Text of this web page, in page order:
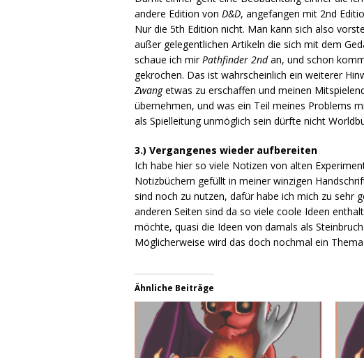
andere Edition vonD&D, angefangen mit 2nd
Nur die 5th Edition nicht. Man kann sich also
außer gelegentlichen Artikeln die sich mit dem
schaue ich mirPathfinder 2ndan, und schon
gekrochen. Das ist wahrscheinlich ein weiterer
Zwangetwas zu erschaffen und meinen
übernehmen, und was ein Teil meines Problems
als Spielleitung unmöglich sein dürfte nicht
3.) Vergangenes wieder aufbereiten
Ich habe hier so viele Notizen von alten
Notizbüchern gefüllt in meiner winzigen
sind noch zu nutzen, dafür habe ich mich zu sehr
anderen Seiten sind da so viele coole Ideen
möchte, quasi die Ideen von damals als
Möglicherweise wird das doch nochmal ein
Ähnliche Beiträge